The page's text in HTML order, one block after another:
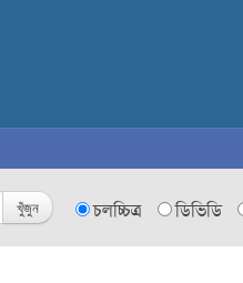
খুঁজুন চলচ্চিত্র ডিভিডি